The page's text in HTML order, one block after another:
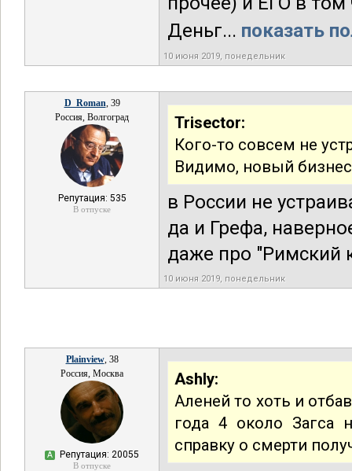
Деньг... показать
10 июня 2019, понедельник
D_Roman, 39
Россия, Волгоград
Репутация: 535
В отпуске
Trisector:
Кого-то совсем не
Видимо, новый
в России не
да и Грефа,
даже про "Римский
10 июня 2019, понедельник
Plainview, 38
Россия, Москва
А Репутация: 20055
В отпуске
Ashly:
Аленей то хоть и
года 4 около Загса
справку о смерти